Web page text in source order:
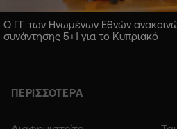
Ο ΓΓ των Ηνωμένων Εθνών
συνάντησης 5+1 για το Κυπριακό
ΠΕΡΙΣΣΟΤΕΡΑ